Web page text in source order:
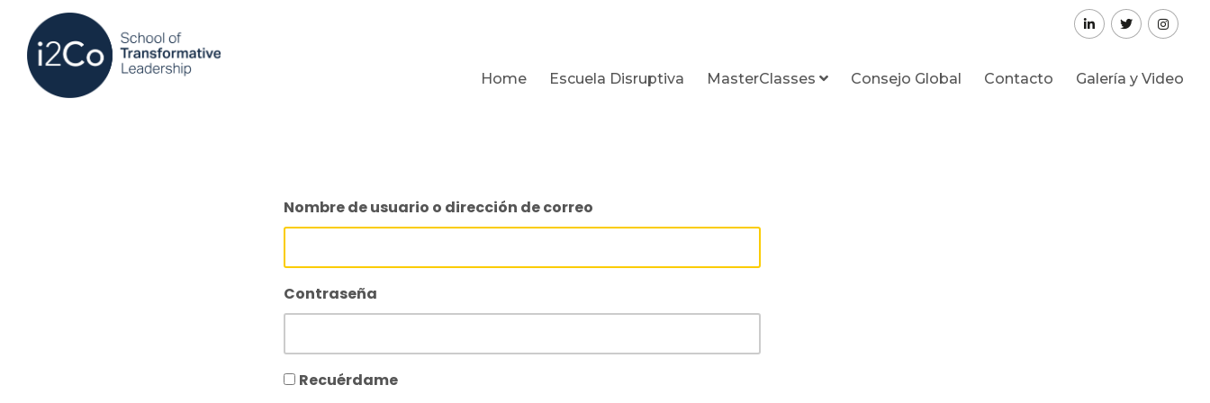
Home Escuela Disruptiva MasterClasses Consejo Global Contacto Galería y Video
Nombre de usuario o dirección de correo
Contraseña
Recuérdame